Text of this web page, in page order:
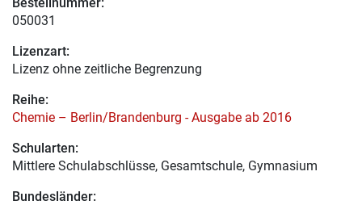
050031
Lizenzart:
Lizenz ohne zeitliche Begrenzung
Reihe:
Chemie – Berlin/Brandenburg - Ausgabe ab 2016
Schularten:
Mittlere Schulabschlüsse, Gesamtschule, Gymnasium
Bundesländer: